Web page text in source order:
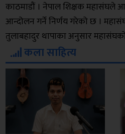
काठमाडौं । नेपाल शिक्षक महासंघले
आन्दोलन गर्ने निर्णय गरेको छ ।
तुलाबहादुर थापाका अनुसार
कला साहित्य